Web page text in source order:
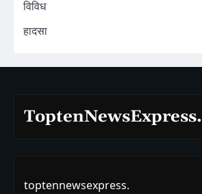
विविध
हादसा
ToptenNewsExpress.
toptennewsexpress.